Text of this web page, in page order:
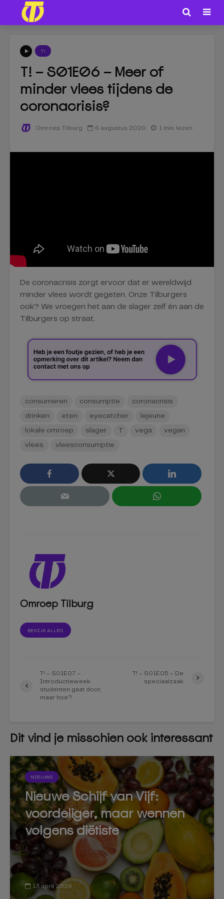
T!
T! – S01E06 – Meer of
minder vlees tijdens de
coronacrisis?
Omroep Tilburg 6 augustus 2020 1 min. lezen
De coronacrisis zorgt ervoor dat er wereldwijd
minder vlees wordt gegeten. Onze Tilburgers
ook? We vroegen het aan de slager zelf én aan de
Tilburgers op straat.
consumeren consumptie coronacrisis
drinken eten eyecatcher lejeune
lokale omroep slager T vega vegan
vlees vleesconsumptie
Omroep Tilburg
BEKIJK ALLES
T! – S01E07 –
Introductieweek
studenten gaat door,
maar hoe?
T! – S01E05 – De
speciaalzaak
Dit vind je misschien ook interessant
NIEUWS
Nieuwe Schijf van Vijf:
voordeliger, maar wennen
volgens diëtiste
13 april 2026